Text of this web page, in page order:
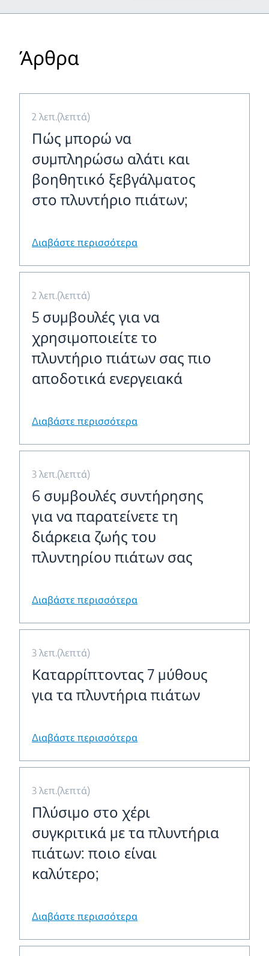
Άρθρα
2 λεπ.(λεπτά)
Πώς μπορώ να
συμπληρώσω αλάτι και
βοηθητικό ξεβγάλματος
στο πλυντήριο πιάτων;
Διαβάστε περισσότερα
2 λεπ.(λεπτά)
5 συμβουλές για να
χρησιμοποιείτε το
πλυντήριο πιάτων σας πιο
αποδοτικά ενεργειακά
Διαβάστε περισσότερα
3 λεπ.(λεπτά)
6 συμβουλές συντήρησης
για να παρατείνετε τη
διάρκεια ζωής του
πλυντηρίου πιάτων σας
Διαβάστε περισσότερα
3 λεπ.(λεπτά)
Καταρρίπτοντας 7 μύθους
για τα πλυντήρια πιάτων
Διαβάστε περισσότερα
3 λεπ.(λεπτά)
Πλύσιμο στο χέρι
συγκριτικά με τα πλυντήρια
πιάτων: ποιο είναι
καλύτερο;
Διαβάστε περισσότερα